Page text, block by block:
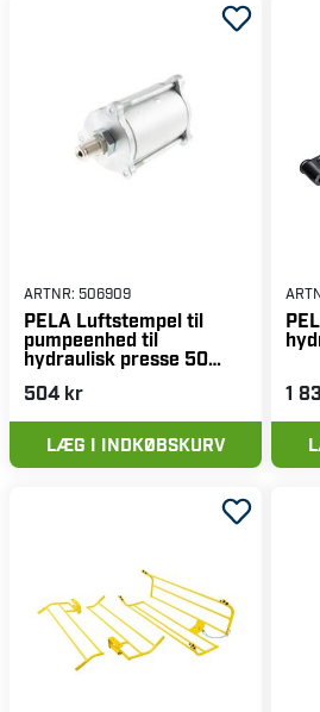
ARTNR: 506909
PELA Luftstempel til
pumpeenhed til
hydraulisk presse 50
tons
504 kr
LÆG I INDKØBSKURV
1